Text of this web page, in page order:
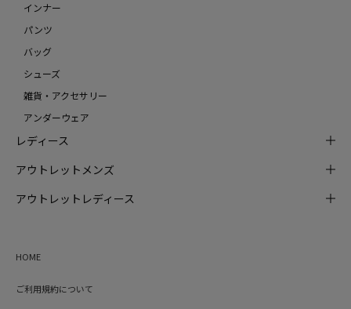
インナー
パンツ
バッグ
シューズ
雑貨・アクセサリー
アンダーウェア
レディース
アウトレットメンズ
アウトレットレディース
HOME
ご利用規約について